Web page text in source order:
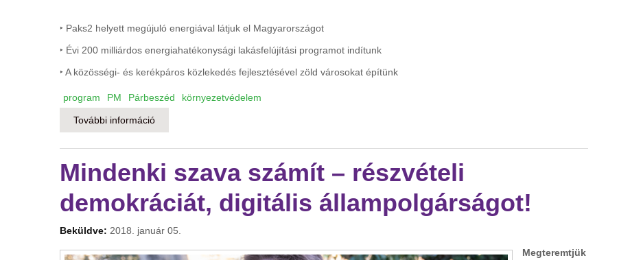
‣ Paks2 helyett megújuló energiával látjuk el Magyarországot
‣ Évi 200 milliárdos energiahatékonysági lakásfelújítási programot indítunk
‣ A közösségi- és kerékpáros közlekedés fejlesztésével zöld városokat építünk
program PM Párbeszéd környezetvédelem
További információ
Mindenki szava számít – részvételi
demokráciát, digitális állampolgárságot!
Beküldve: 2018. január 05.
Megteremtjük